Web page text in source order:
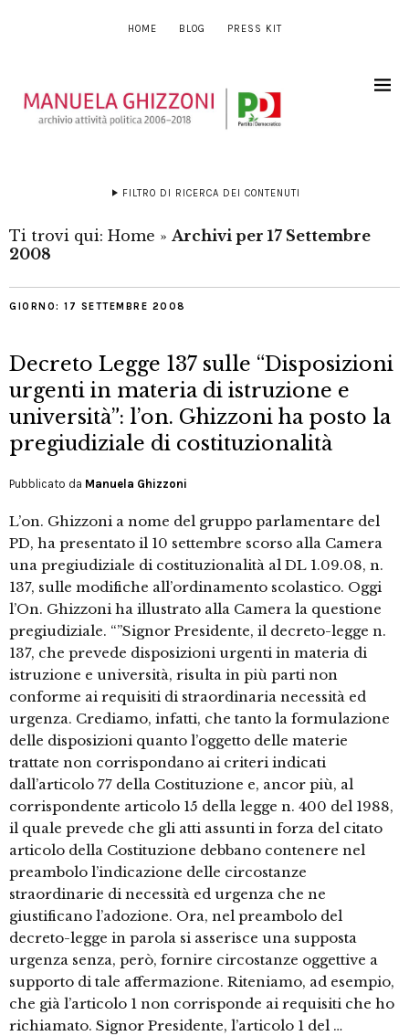
HOME BLOG PRESS KIT
FILTRO DI RICERCA DEI CONTENUTI
Ti trovi qui: Home » Archivi per 17 Settembre
2008
GIORNO: 17 SETTEMBRE 2008
Decreto Legge 137 sulle “Disposizioni
urgenti in materia di istruzione e
università”: l’on. Ghizzoni ha posto la
pregiudiziale di costituzionalità
Pubblicato da Manuela Ghizzoni
L’on. Ghizzoni a nome del gruppo parlamentare del
PD, ha presentato il 10 settembre scorso alla Camera
una pregiudiziale di costituzionalità al DL 1.09.08, n.
137, sulle modifiche all’ordinamento scolastico. Oggi
l’On. Ghizzoni ha illustrato alla Camera la questione
pregiudiziale. “”Signor Presidente, il decreto-legge n.
137, che prevede disposizioni urgenti in materia di
istruzione e università, risulta in più parti non
conforme ai requisiti di straordinaria necessità ed
urgenza. Crediamo, infatti, che tanto la formulazione
delle disposizioni quanto l’oggetto delle materie
trattate non corrispondano ai criteri indicati
dall’articolo 77 della Costituzione e, ancor più, al
corrispondente articolo 15 della legge n. 400 del 1988,
il quale prevede che gli atti assunti in forza del citato
articolo della Costituzione debbano contenere nel
preambolo l’indicazione delle circostanze
straordinarie di necessità ed urgenza che ne
giustificano l’adozione. Ora, nel preambolo del
decreto-legge in parola si asserisce una supposta
urgenza senza, però, fornire circostanze oggettive a
supporto di tale affermazione. Riteniamo, ad esempio,
che già l’articolo 1 non corrisponde ai requisiti che ho
richiamato. Signor Presidente, l’articolo 1 del …